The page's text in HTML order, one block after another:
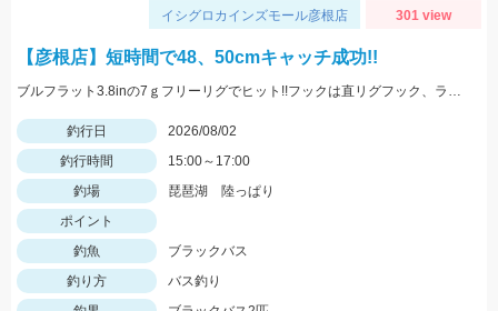
イシグロカインズモール彦根店 301 view
【彦根店】短時間で48、50cmキャッチ成功!!
ブルフラット3.8inの7ｇフリーリグでヒット!!フックは直リグフック、ラインはツリノフロロがオススメです!!カバー撃ちが熱い時期になってきましたよ♪
釣行日
2026/08/02
釣行時間
15:00～17:00
釣場
琵琶湖 陸っぱり
ポイント
釣魚
ブラックバス
釣り方
バス釣り